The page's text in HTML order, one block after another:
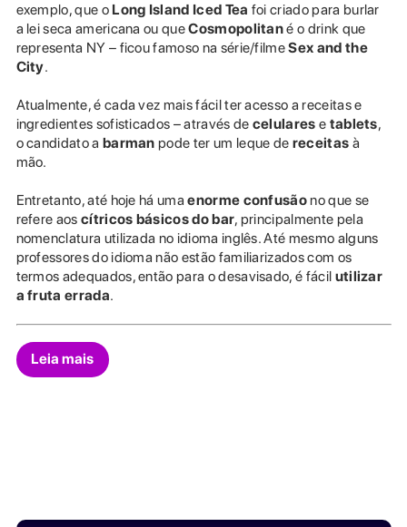
exemplo, que o Long Island Iced Tea foi criado para burlar
a lei seca americana ou queCosmopolitané o drink que
representa NY – ficou famoso na série/filmeSex and the
City.
Atualmente, é cada vez mais fácil ter acesso a receitas e
ingredientes sofisticados – através de celulares e tablets,
o candidato a barman pode ter um leque de receitas à
mão.
Entretanto, até hoje há umaenorme confusãono que se
refere aos cítricos básicos do bar, principalmente pela
nomenclatura utilizada no idioma inglês. Até mesmo alguns
professores do idioma não estão familiarizados com os
termos adequados, então para o desavisado, é fácil utilizar
a fruta errada.
Leia mais